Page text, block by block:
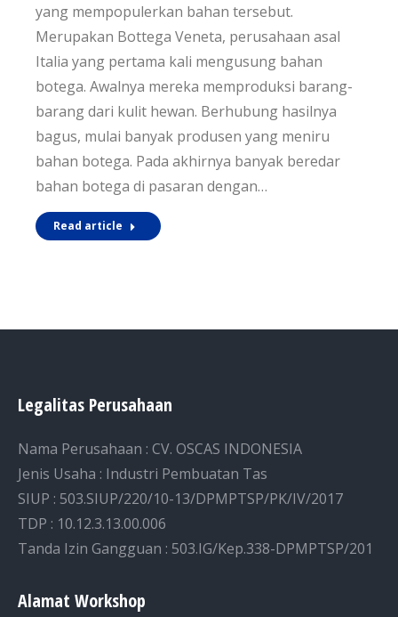
yang mempopulerkan bahan tersebut.
Merupakan Bottega Veneta, perusahaan asal
Italia yang pertama kali mengusung bahan
botega. Awalnya mereka memproduksi barang-
barang dari kulit hewan. Berhubung hasilnya
bagus, mulai banyak produsen yang meniru
bahan botega. Pada akhirnya banyak beredar
bahan botega di pasaran dengan…
Read article
Legalitas Perusahaan
Nama Perusahaan : CV. OSCAS INDONESIA
Jenis Usaha : Industri Pembuatan Tas
SIUP : 503.SIUP/220/10-13/DPMPTSP/PK/IV/2017
TDP : 10.12.3.13.00.006
Tanda Izin Gangguan : 503.IG/Kep.338-DPMPTSP/201
Alamat Workshop